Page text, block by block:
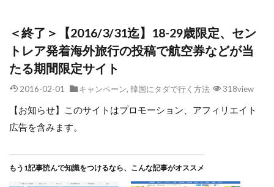
＜終了＞【2016/3/31迄】18-29歳限定、セン
トレア発着海外旅行の投稿で航空券などが当
たる期間限定サイト
2016-02-01 キャンペーン, 韓国にタダで行く方法 318view
【お知らせ】このサイトはプロモーション、アフィリエイト
広告を含みます。
もう1記事読んで知識をつけるなら、こんな記事がオススメ